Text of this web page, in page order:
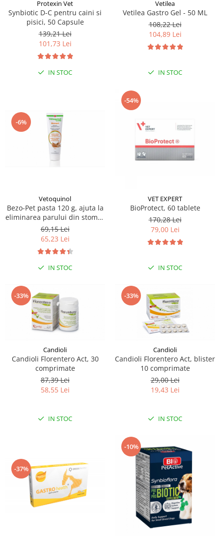
Sampoane si Balsamuri
Servetele Umede
Covorase absorbante
Curatare Ochi
Igiena Catel
Custi transport - Pisici
Jucarii Pisici
Lese, Hamuri si Zgarzi
Paturi, perne si cosuri pentru pisici
Recompense Delicioase
Protexin Vet
Synbiotic D-C pentru caini si
pisici, 50 Capsule
139,21 Lei
101,73 Lei
IN STOC
Vetilea
Vetilea Gastro Gel - 50 ML
108,22 Lei
104,89 Lei
IN STOC
-6%
Vetoquinol
Bezo-Pet pasta 120 g, ajuta la
eliminarea parului din stomac
sau intestine
69,15 Lei
65,23 Lei
IN STOC
-54%
VET EXPERT
BioProtect, 60 tablete
170,28 Lei
79,00 Lei
IN STOC
-33%
Candioli
Candioli Florentero Act, 30
comprimate
87,39 Lei
58,55 Lei
IN STOC
-33%
Candioli
Candioli Florentero Act, blister
10 comprimate
29,00 Lei
19,43 Lei
IN STOC
-37%
-10%